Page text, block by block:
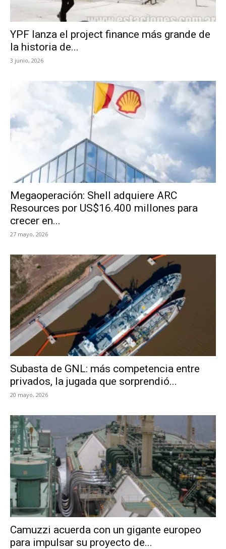
YPF lanza el project finance más grande de
la historia de...
3 junio, 2026
Megaoperación: Shell adquiere ARC
Resources por US$16.400 millones para
crecer en...
27 mayo, 2026
Subasta de GNL: más competencia entre
privados, la jugada que sorprendió...
20 mayo, 2026
Camuzzi acuerda con un gigante europeo
para impulsar su proyecto de...